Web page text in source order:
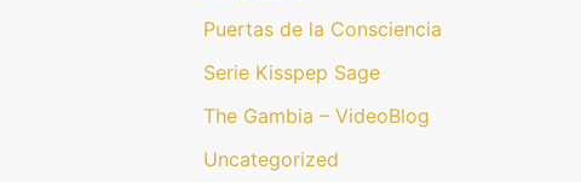
Puertas de la Consciencia
Serie Kisspep Sage
The Gambia – VideoBlog
Uncategorized